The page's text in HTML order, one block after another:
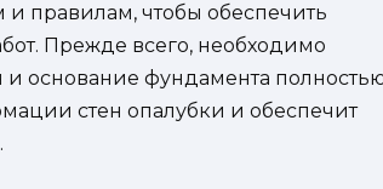
правилам, чтобы обеспечить
Прежде всего, необходимо
и основание фундамента
стен опалубки и обеспечит